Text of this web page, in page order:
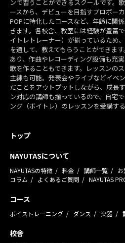
ンで習うことができるスクールです。
ースから、デビューを目指すプロボー
POPに特化したコースなど、年齢に関
きます。各校舎、教室には経験が豊富
イトレトレーナー）が揃っているため
を通して、教えてもらうことができま
あり、作曲やレコーディング設備も充
歌を作ることもできます。レッスンの
主練も可能。発表会やライブなどイベ
だことをアウトプットしながら、成長
ン対応の講師も揃っているので、自宅
ング（ボイトレ）のレッスンを受講する
トップ
NAYUTASについて
NAYUTASの特徴 料金 講師一覧
コラム
よくあるご質問 NAYUTAS
コース
ボイストレーニング ダンス 楽器
校舎